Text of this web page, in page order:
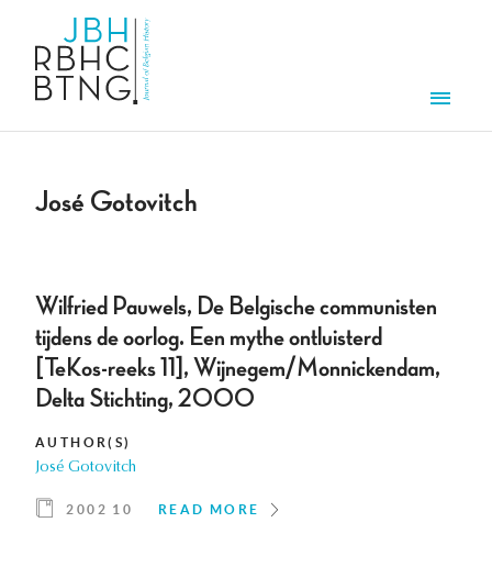
José Gotovitch
Wilfried Pauwels, De Belgische communisten
tijdens de oorlog. Een mythe ontluisterd
[TeKos-reeks 11], Wijnegem/Monnickendam,
Delta Stichting, 2000
AUTHOR(S)
José Gotovitch
2002 10 READ MORE